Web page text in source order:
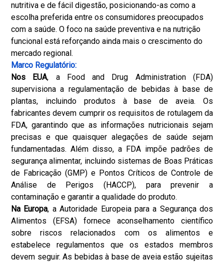
nutritiva e de fácil digestão, posicionando-as como a
escolha preferida entre os consumidores preocupados
com a saúde. O foco na saúde preventiva e na nutrição
funcional está reforçando ainda mais o crescimento do
mercado regional.
Marco Regulatório:
Nos EUA, a Food and Drug Administration (FDA)
supervisiona a regulamentação de bebidas à base de
plantas, incluindo produtos à base de aveia. Os
fabricantes devem cumprir os requisitos de rotulagem da
FDA, garantindo que as informações nutricionais sejam
precisas e que quaisquer alegações de saúde sejam
fundamentadas. Além disso, a FDA impõe padrões de
segurança alimentar, incluindo sistemas de Boas Práticas
de Fabricação (GMP) e Pontos Críticos de Controle de
Análise de Perigos (HACCP), para prevenir a
contaminação e garantir a qualidade do produto.
Na Europa, a Autoridade Europeia para a Segurança dos
Alimentos (EFSA) fornece aconselhamento científico
sobre riscos relacionados com os alimentos e
estabelece regulamentos que os estados membros
devem seguir. As bebidas à base de aveia estão sujeitas